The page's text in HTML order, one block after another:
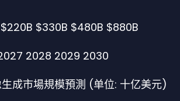
$220B $330B $480B $880B
2028 2029 2030
成市場規模預測 (单位: 十亿美元)